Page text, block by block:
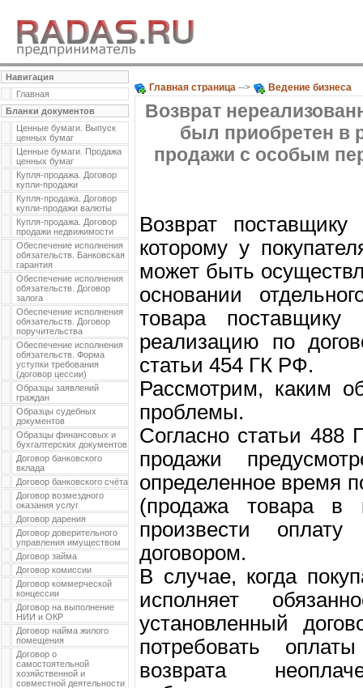
Навигация
Главная
Бланки документов
Ценные бумаги. Выпуск
ценных бумаг
Ценные бумаги. Продажа
ценных бумаг
Купля-продажа. Договор
купли-продажи
Купля-продажа. Договор
купли-продажи валюты
Купля-продажа. Договор
продажи недвижимости
Обеспечение исполнения
обязательств. Банковская
гарантия
Обеспечение исполнения
обязательств. Договор
залога
Обеспечение исполнения
обязательств. Договор
поручительства
Обеспечение исполнения
обязательств. Форма
уступки требования
(договор цессии)
Образцы заявлений
граждан
Образцы судебных
документов
Образцы финансовых и
бухгалтерских документов
Договор банковского
вклада
Договор банковского счёта
Договор возмездного
оказания услуг
Договор дарения
Договор доверительного
управления имуществом
Договор займа
Договор комиссии
Договор коммерческой
концессии
Договор на выполнение
НИИ и ОКР
Договор найма жилого
помещения
Договор о
самостоятельной
хозяйственной и
совместной деятельности
Главная страница --> Ведение бизнеса
Возврат
был приобретен в
продажи с особым
Возврат поставщику
которому у
может быть
основании
товара поставщику
реализацию по
статьи 454 ГК РФ.
Рассмотрим, каким
проблемы.
Согласно статьи 488
продажи
определенное время
(продажа товара в
произвести
договором.
В случае, когда
исполняет
установленный
потребовать
возврата